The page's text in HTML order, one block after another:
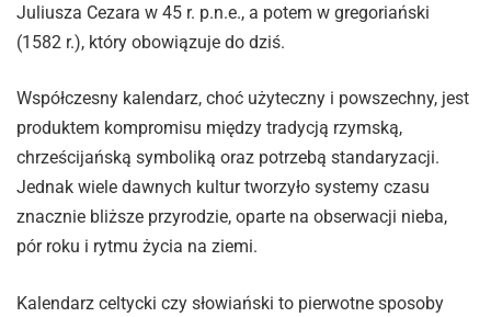
Juliusza Cezara w 45 r. p.n.e., a potem w gregoriański
(1582 r.), który obowiązuje do dziś.
Współczesny kalendarz, choć użyteczny i powszechny, jest
produktem kompromisu między tradycją rzymską,
chrześcijańską symboliką oraz potrzebą standaryzacji.
Jednak wiele dawnych kultur tworzyło systemy czasu
znacznie bliższe przyrodzie, oparte na obserwacji nieba,
pór roku i rytmu życia na ziemi.
Kalendarz celtycki czy słowiański to pierwotne sposoby